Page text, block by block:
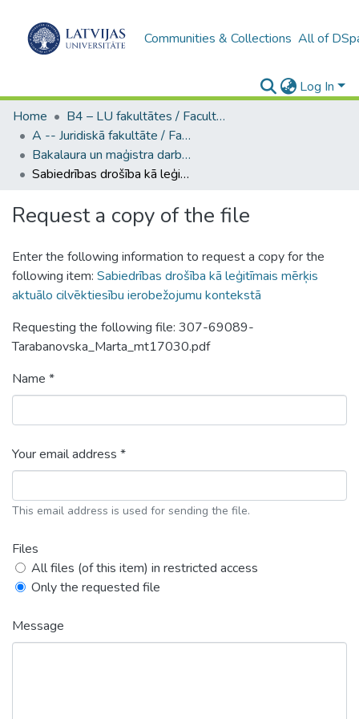
Communities & Collections All of
Log In
Home
B4 – LU fakultātes / Faculties of the UL
A -- Juridiskā fakultāte / Faculty of Law
Bakalaura un maģistra darbi (JF) / Bachelor's and Master's theses
Sabiedrības drošība kā leģitīmais mērķis aktuālo cilvēktiesību ierobežojumu kontekstā
Request a copy of the file
Enter the following information to request a copy for the
following item: Sabiedrības drošība kā leģitīmais mērķis
aktuālo cilvēktiesību ierobežojumu kontekstā
Requesting the following file: 307-69089-
Tarabanovska_Marta_mt17030.pdf
Name *
Your email address *
This email address is used for sending the file.
Files
All files (of this item) in restricted access
Only the requested file
Message